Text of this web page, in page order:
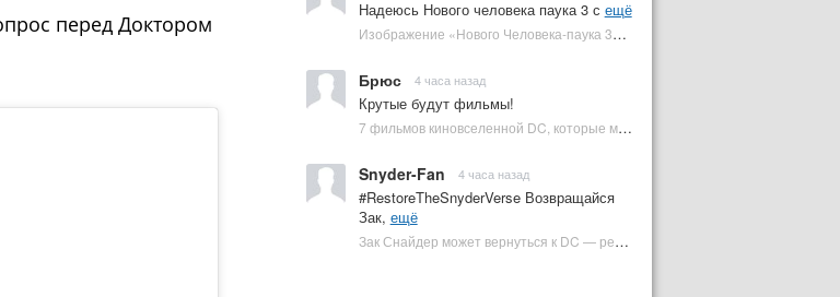
Надеюсь Нового человека паука 3 с ещё
Изображение «Нового Человека-паука 3» подтвердило Зловещую шестерку | Plugged In Ru
Брюс 4 часа назад
Крутые будут фильмы!
7 фильмов киновселенной DC, которые может снять Зак Снайдер | Plugged In Ru
Snyder-Fan 4 часа назад
#RestoreTheSnyderVerse Возвращайся
Зак, ещё
Зак Снайдер может вернуться к DC — режиссер общался с Warner Bros. (фото) | Plugged In Ru
перед Доктором